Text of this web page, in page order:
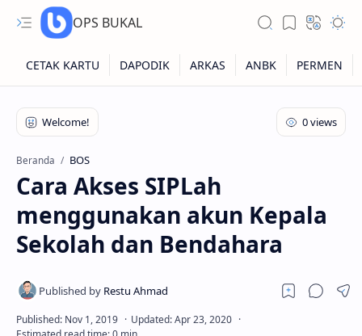
OPS BUKAL
Kartu NUPTK
Kartu NRG
Kartu NISN
Kartu NISN Foto
Kartu NISN Massal
Beranda BOS
Cara Akses SIPLah
menggunakan akun Kepala
Sekolah dan Bendahara